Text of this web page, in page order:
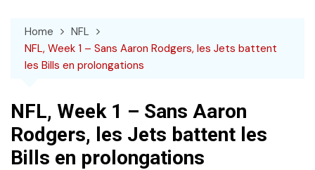
Home
NFL
NFL, Week 1 – Sans Aaron Rodgers, les Jets battent
les Bills en prolongations
NFL, Week 1 – Sans Aaron
Rodgers, les Jets battent les
Bills en prolongations